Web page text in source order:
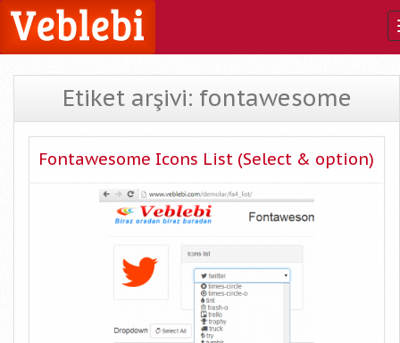
Etiket arşivi: fontawesome
Fontawesome Icons List (Select & option)